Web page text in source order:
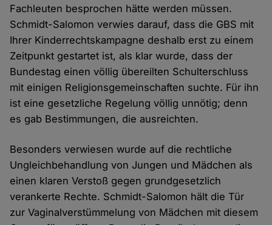
Fachleuten besprochen hätte werden müssen.
Schmidt-Salomon verwies darauf, dass die GBS mit
Ihrer Kinderrechtskampagne deshalb erst zu einem
Zeitpunkt gestartet ist, als klar wurde, dass der
Bundestag einen völlig übereilten Schulterschluss
mit einigen Religionsgemeinschaften suchte. Für ihn
ist eine gesetzliche Regelung völlig unnötig; denn
es gab Bestimmungen, die ausreichten.
Besonders verwiesen wurde auf die rechtliche
Ungleichbehandlung von Jungen und Mädchen als
einen klaren Verstoß gegen grundgesetzlich
verankerte Rechte. Schmidt-Salomon hält die Tür
zur Vaginalverstümmelung von Mädchen mit diesem